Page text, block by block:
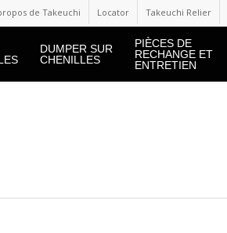
de Takeuchi Locator Takeuchi Relier
DUMPER SUR
CHENILLES
PIÈCES DE
RECHANGE ET
ENTRETIEN